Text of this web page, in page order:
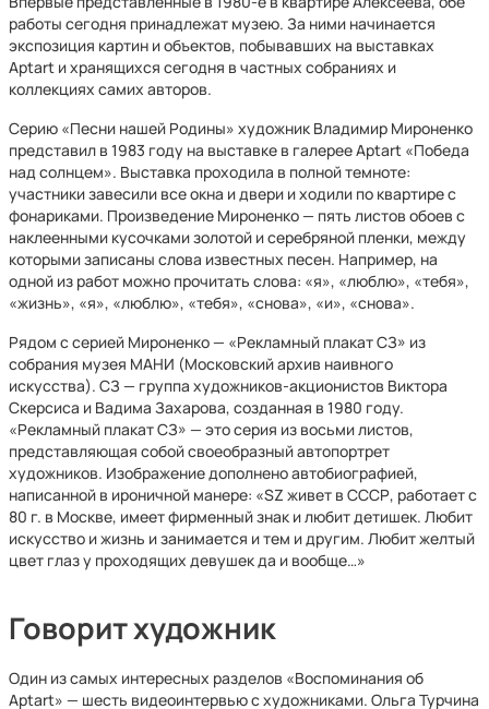
работы сегодня принадлежат музею. За ними начинается
экспозиция картин и объектов, побывавших на выставках
Aptart и хранящихся сегодня в частных собраниях и
коллекциях самих авторов.
Серию «Песни нашей Родины» художник Владимир Мироненко
представил в 1983 году на выставке в галерее Aptart «Победа
над солнцем». Выставка проходила в полной темноте:
участники завесили все окна и двери и ходили по квартире с
фонариками. Произведение Мироненко — пять листов обоев с
наклеенными кусочками золотой и серебряной пленки, между
которыми записаны слова известных песен. Например, на
одной из работ можно прочитать слова: «я», «люблю», «тебя»,
«жизнь», «я», «люблю», «тебя», «снова», «и», «снова».
Рядом с серией Мироненко — «Рекламный плакат СЗ» из
собрания музея МАНИ (Московский архив наивного
искусства). СЗ — группа художников-акционистов Виктора
Скерсиса и Вадима Захарова, созданная в 1980 году.
«Рекламный плакат СЗ» — это серия из восьми листов,
представляющая собой своеобразный автопортрет
художников. Изображение дополнено автобиографией,
написанной в ироничной манере: «SZ живет в СССР, работает с
80 г. в Москве, имеет фирменный знак и любит детишек. Любит
искусство и жизнь и занимается и тем и другим. Любит желтый
цвет глаз у проходящих девушек да и вообще…»
Говорит художник
Один из самых интересных разделов «Воспоминания об
Aptart» — шесть видеоинтервью с художниками. Ольга Турчина